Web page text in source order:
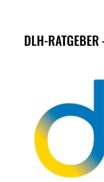
DLH-RATGEBER